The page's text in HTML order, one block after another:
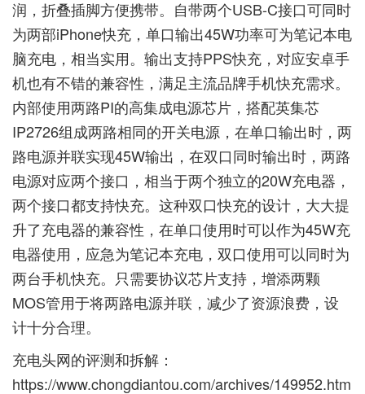
润，折叠插脚方便携带。自带两个USB-C接口可同时
为两部iPhone快充，单口输出45W功率可为笔记本电
脑充电，相当实用。输出支持PPS快充，对应安卓手
机也有不错的兼容性，满足主流品牌手机快充需求。
内部使用两路PI的高集成电源芯片，搭配英集芯
IP2726组成两路相同的开关电源，在单口输出时，两
路电源并联实现45W输出，在双口同时输出时，两路
电源对应两个接口，相当于两个独立的20W充电器，
两个接口都支持快充。这种双口快充的设计，大大提
升了充电器的兼容性，在单口使用时可以作为45W充
电器使用，应急为笔记本充电，双口使用可以同时为
两台手机快充。只需要协议芯片支持，增添两颗
MOS管用于将两路电源并联，减少了资源浪费，设
计十分合理。
充电头网的评测和拆解：
https://www.chongdiantou.com/archives/149952.htm